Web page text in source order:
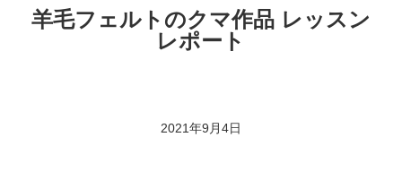
羊毛フェルトのクマ作品 レッスン
レポート
2021年9月4日